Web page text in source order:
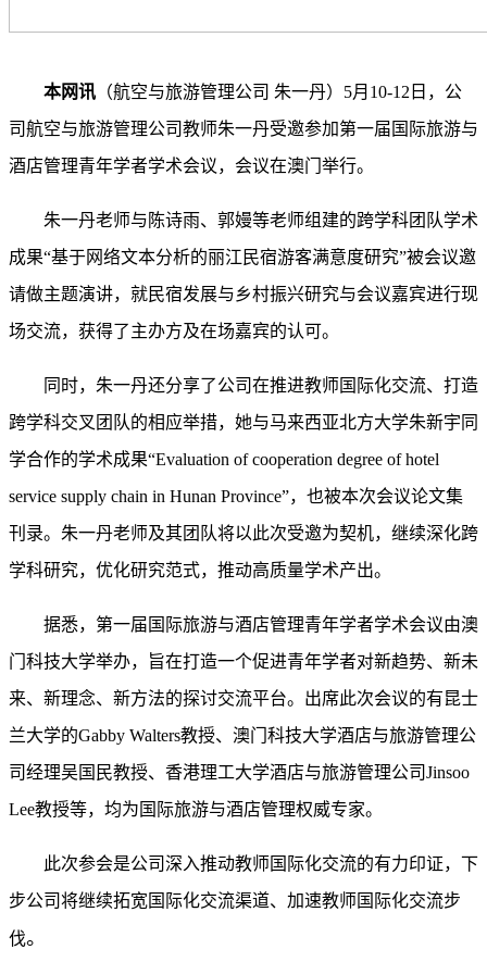
本网讯 （航空与旅游管理公司 朱一丹） 5月10-12日，公
司航空与旅游管理公司教师朱一丹受邀参加第一届国际旅游与
酒店管理青年学者学术会议，会议在澳门举行。
朱一丹老师与陈诗雨、郭嫚等老师组建的跨学科团队学术
成果“基于网络文本分析的丽江民宿游客满意度研究”被会议邀
请做主题演讲，就民宿发展与乡村振兴研究与会议嘉宾进行现
场交流，获得了主办方及在场嘉宾的认可。
同时，朱一丹还分享了公司在推进教师国际化交流、打造
跨学科交叉团队的相应举措，她与马来西亚北方大学朱新宇同
学合作的学术成果“Evaluation of cooperation degree of hotel
service supply chain in Hunan Province”，也被本次会议论文集
刊录。朱一丹老师及其团队将以此次受邀为契机，继续深化跨
学科研究，优化研究范式，推动高质量学术产出。
据悉，第一届国际旅游与酒店管理青年学者学术会议由澳
门科技大学举办，旨在打造一个促进青年学者对新趋势、新未
来、新理念、新方法的探讨交流平台。出席此次会议的有昆士
兰大学的Gabby Walters教授、澳门科技大学酒店与旅游管理公
司经理吴国民教授、香港理工大学酒店与旅游管理公司Jinsoo
Lee教授等，均为国际旅游与酒店管理权威专家。
此次参会是公司深入推动教师国际化交流的有力印证，下
步公司将继续拓宽国际化交流渠道、加速教师国际化交流步
伐。